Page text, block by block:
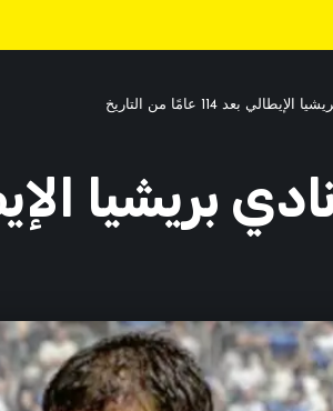
بعد 114 عامًا من التاريخ
الإيطالي بعد 114